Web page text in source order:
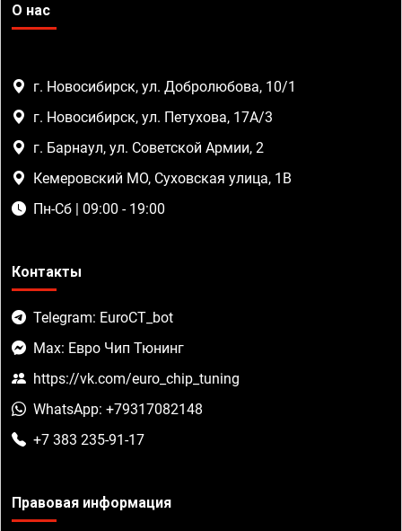
О нас
г. Новосибирск, ул. Добролюбова, 10/1
г. Новосибирск, ул. Петухова, 17А/3
г. Барнаул, ул. Советской Армии, 2
Кемеровский МО, Суховская улица, 1В
Пн-Сб | 09:00 - 19:00
Контакты
Telegram: EuroCT_bot
Max: Евро Чип Тюнинг
https://vk.com/euro_chip_tuning
WhatsApp: +79317082148
+7 383 235-91-17
Правовая информация